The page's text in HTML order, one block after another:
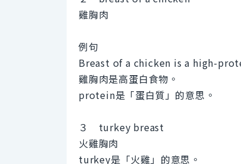
雞胸肉
例句
Breast of a chicken is a high-
雞胸肉是高蛋白食物。
protein是「蛋白質」的意思。
３ turkey breast
火雞胸肉
turkey是「火雞」的意思。